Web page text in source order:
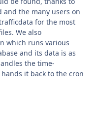
and the many users on
for the most
We also
which runs various
and its data is as
the time-
it back to the cron